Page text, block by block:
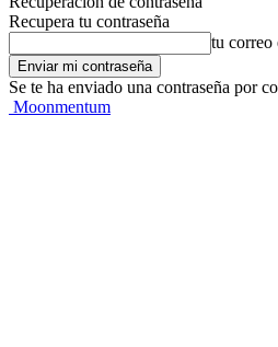
Recupera tu contraseña
tu correo
Se te ha enviado una contraseña por
Moonmentum